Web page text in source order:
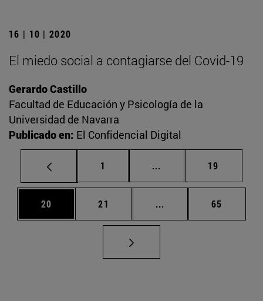
16 | 10 | 2020
El miedo social a contagiarse del Covid-19
Gerardo Castillo
Facultad de Educación y Psicología de la
Universidad de Navarra
Publicado en: El Confidencial Digital
Página
1 ... Páginas intermedias
Página
19
Página
20 Página
21 ... Páginas intermedias
Página
65